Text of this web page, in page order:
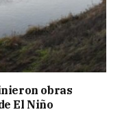
obras
El Niño